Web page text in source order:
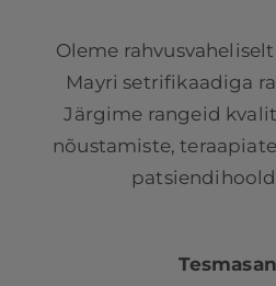
Oleme
Mayri setrifikaadiga
Järgime rangeid
nõustamiste,